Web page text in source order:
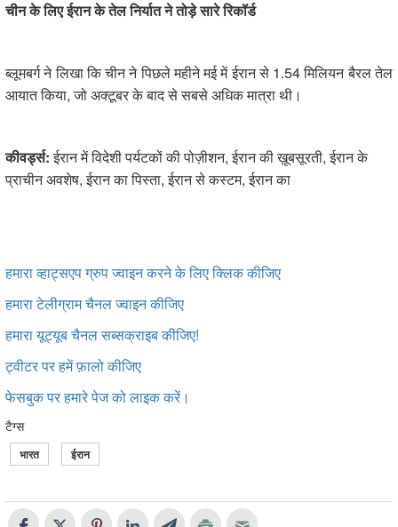
चीन के लिए ईरान के तेल निर्यात ने तोड़े सारे रिकॉर्ड
ब्लूमबर्ग ने लिखा कि चीन ने पिछले महीने मई में ईरान से 1.54 मिलियन बैरल तेल
आयात किया, जो अक्टूबर के बाद से सबसे अधिक मात्रा थी।
कीवर्ड्स:ईरान में विदेशी पर्यटकों की पोज़ीशन, ईरान की ख़ूबसूरती, ईरान के
प्राचीन अवशेष, ईरान का पिस्ता, ईरान से कस्टम, ईरान का
हमारा व्हाट्सएप ग्रुप ज्वाइन करने के लिए क्लिक कीजिए
हमारा टेलीग्राम चैनल ज्वाइन कीजिए
हमारा यूट्यूब चैनल सब्सक्राइब कीजिए!
ट्वीटरपर हमें फ़ालो कीजिए
फेसबुक पर हमारे पेज को लाइक करें।
टैग्स
भारत ईरान